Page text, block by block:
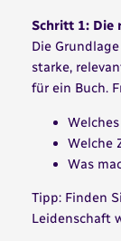
Schritt 1: Die
Die
starke,
für ein Buch.
Welche
Was
Tipp: Finden
Leidenschaft